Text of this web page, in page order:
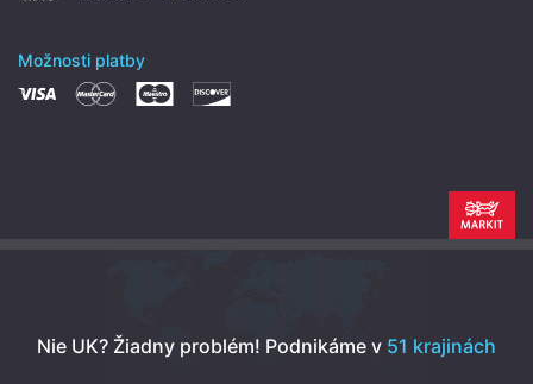
Možnosti platby
Nie UK? Žiadny problém! Podnikáme v 51 krajinách